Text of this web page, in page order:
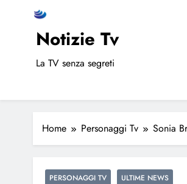
Notizie Tv
La TV senza segreti
Home Personaggi Tv Sonia
PERSONAGGI TV ULTIME NEWS